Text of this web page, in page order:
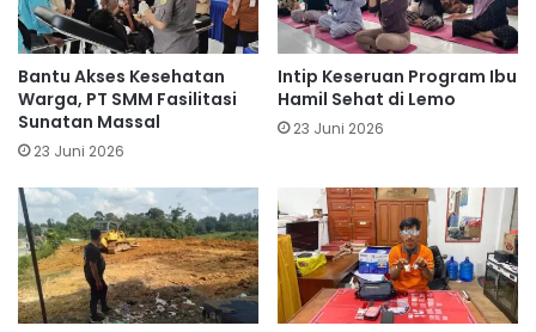
Bantu Akses Kesehatan
Warga, PT SMM Fasilitasi
Sunatan Massal
23 Juni 2026
Intip Keseruan Program Ibu
Hamil Sehat di Lemo
23 Juni 2026